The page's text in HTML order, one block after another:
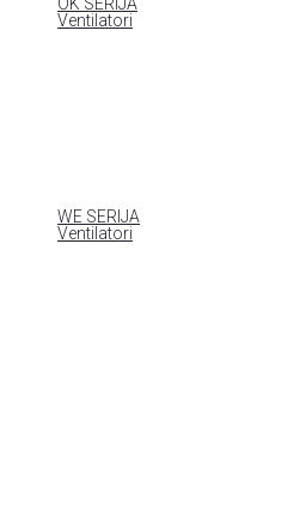
Ventilatori
WE SERIJA
Ventilatori